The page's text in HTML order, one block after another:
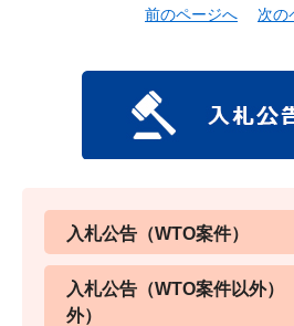
前のページへ 次の
入札公告（WTO案件）
入札公告（WTO案件以外）
外）